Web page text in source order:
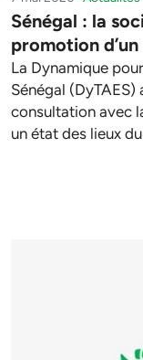
Sénégal : la
promotion
La Dynamique
Sénégal (DyTAES)
consultation avec
un état des lieux